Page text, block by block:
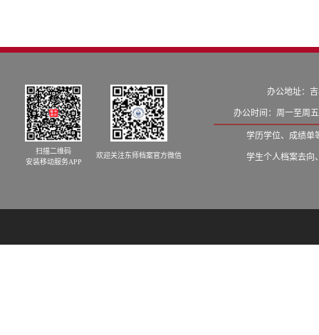
扫描二维码
安装移动服务APP
欢迎关注东师档案官方微信
办公地址：
办公时间：周一至周
学历学位、成绩单
学生个人档案去向